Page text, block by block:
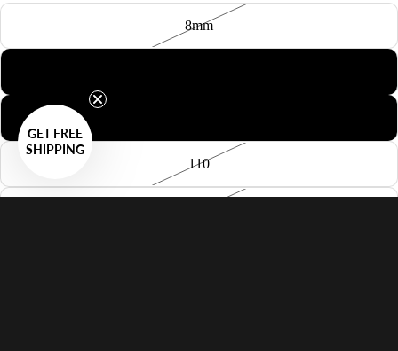
8mm
110
GET FREE
SHIPPING